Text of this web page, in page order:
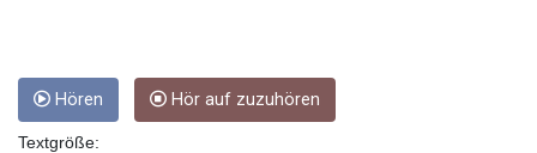
Hören Hör auf zuzuhören
Textgröße: